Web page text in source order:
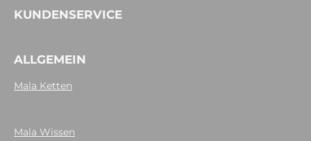
KUNDENSERVICE
ALLGEMEIN
Mala Ketten
Mala Wissen